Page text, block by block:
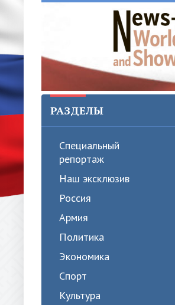
РАЗДЕЛЫ
Специальный
репортаж
Наш эксклюзив
Россия
Армия
Политика
Экономика
Спорт
Культура